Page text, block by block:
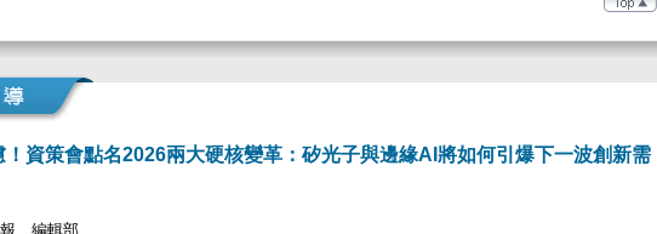
！資策會點名2026兩大硬核變革：矽光子與邊緣AI將如何引爆下一波創新需
報 編輯部